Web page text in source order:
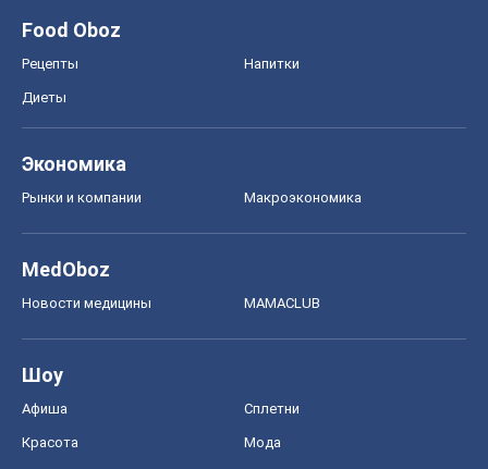
Food Oboz
Рецепты Напитки
Диеты
Экономика
Рынки и компании Mакроэкономика
MedOboz
Новости медицины MAMACLUB
Шоу
Афиша Сплетни
Красота Мода